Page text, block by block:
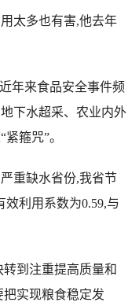
太多也有害,他去年
年来食品安全事件频
下水超采、农业内外
箍咒”。
重缺水省份,我省节
利用系数为0.59,与
到注重提高质量和
实现粮食稳定发